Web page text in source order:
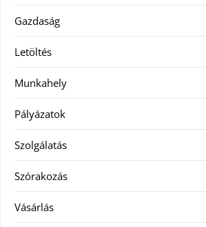
Gazdaság
Letöltés
Munkahely
Pályázatok
Szolgálatás
Szórakozás
Vásárlás